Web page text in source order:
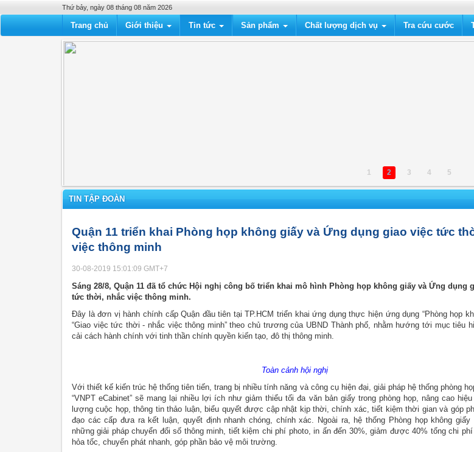
Thứ bảy, ngày 08 tháng 08 năm 2026
Trang chủ Giới thiệu Tin tức Sản phẩm Chất lượng dịch vụ Tra cứu cước
1 2 3 4 5
TIN TẬP ĐOÀN
Quận 11 triển khai Phòng họp không giấy và Ứng dụng giao việc tức
việc thông minh
30-08-2019 15:01:09 GMT+7
Sáng 28/8, Quận 11 đã tổ chức Hội nghị công bố triển khai mô hình Phòng họp không giấy và Ứng dụng
tức thời, nhắc việc thông minh.
Đây là đơn vị hành chính cấp Quận đầu tiên tại TP.HCM triển khai ứng dụng thực hiện ứng dụng “Phòng họp
“Giao việc tức thời - nhắc việc thông minh” theo chủ trương của UBND Thành phố, nhằm hướng tới mục tiêu
cải cách hành chính với tinh thần chính quyền kiến tạo, đô thị thông minh.
Toàn cảnh hội nghị
Với thiết kế kiến trúc hệ thống tiên tiến, trang bị nhiều tính năng và công cụ hiện đại, giải pháp hệ thống phòng
“VNPT eCabinet” sẽ mang lại nhiều lợi ích như giảm thiểu tối đa văn bản giấy trong phòng họp, nâng cao
lượng cuộc họp, thông tin thảo luận, biểu quyết được cập nhật kịp thời, chính xác, tiết kiệm thời gian và góp
đạo các cấp đưa ra kết luận, quyết định nhanh chóng, chính xác. Ngoài ra, hệ thống Phòng họp không giấy
những giải pháp chuyển đổi số thông minh, tiết kiệm chi phí photo, in ấn đến 30%, giảm được 40% tổng chi
hỏa tốc, chuyển phát nhanh, góp phần bảo vệ môi trường.